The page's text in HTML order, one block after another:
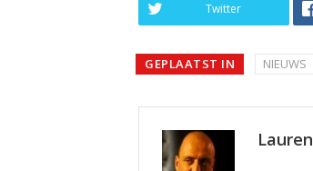
Twitter
GEPLAATST IN NIEUWS